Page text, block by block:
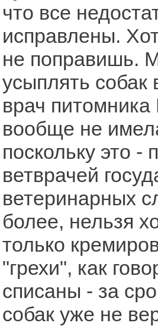
что все
исправлены.
не поправишь.
усыплять собак
врач
вообще не
поскольку это -
ветврачей
ветеринарных
более, нельзя
только
"грехи", как
списаны - за
собак уже не